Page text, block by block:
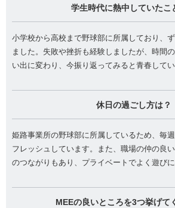
学生時代に熱中していたこ
小学校から高校まで野球部に所属しており、
ました。失敗や挫折も経験しましたが、時間
い出に変わり、今振り返ってみると青春して
休日の過ごし方は？
姫路事業所の野球部に所属しているため、毎
フレッシュしています。また、職場の仲の良
のつながりもあり、プライベートでよく遊び
MEEの良いところを3つ挙げて